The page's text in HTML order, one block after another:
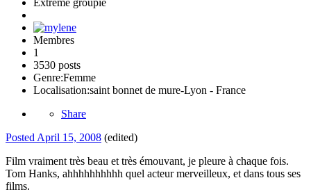
Membres
1
3530 posts
Genre:Femme
Localisation:saint bonnet de mure-Lyon - France
Share
Posted April 15, 2008 (edited)
Film vraiment très beau et très émouvant, je pleure à chaque fois.
Tom Hanks, ahhhhhhhhhh quel acteur merveilleux, et dans tous ses
films.